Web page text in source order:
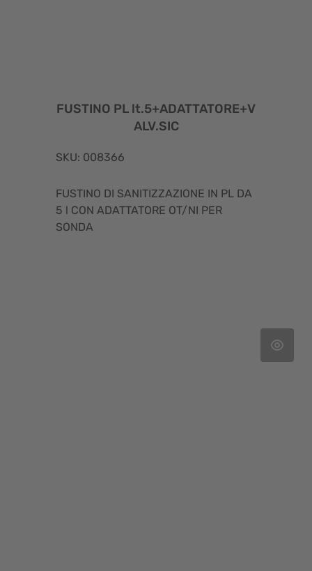
FUSTINO PL lt.5+ADATTATORE+V
ALV.SIC
SKU: 008366
FUSTINO DI SANITIZZAZIONE IN PL DA
5 l CON ADATTATORE OT/NI PER
SONDA